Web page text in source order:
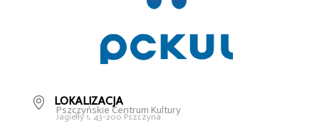
LOKALIZACJA
Pszczyńskie Centrum Kultury
Jagiełły 1, 43-200 Pszczyna